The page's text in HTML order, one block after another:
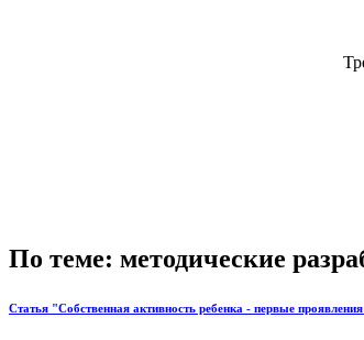
Тренер:
инструктор по
МДОУ
По теме: методические
Статья "Собственная активность ребенка - первые